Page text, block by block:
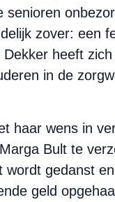
zover: een
heeft
in de
haar wens in
Bult te
gedanst
geld